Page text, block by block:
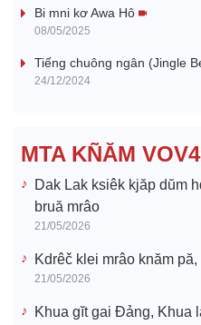
Bi mni kơ Awa Hô
08/05/2025
Tiếng chuông ngân (Jingle
24/12/2024
MTA KÑĂM VOV4
Dak Lak ksiêk kjăp dŭm
bruă mrâo
21/05/2026
Kdrêč klei mrâo knăm
21/05/2026
Khua gĭt gai Đảng, Khua